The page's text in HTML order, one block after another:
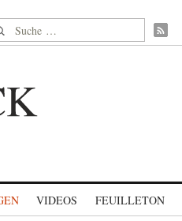
nach:
VIDEOS FEUILLETON